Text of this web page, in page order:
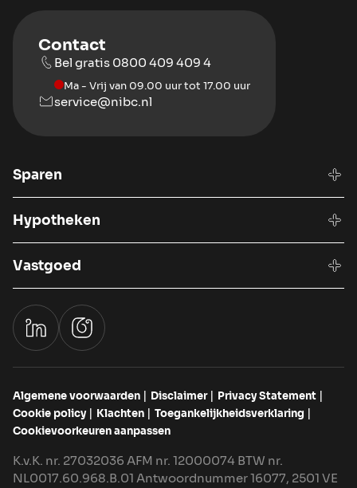
Contact
Bel gratis 0800 409 409 4
Ma - Vrij van 09.00 uur tot 17.00 uur
service@nibc.nl
Sparen
Hypotheken
Vastgoed
Algemene voorwaarden Disclaimer
Privacy Statement
Cookie policy
Klachten
Toegankelijkheidsverklaring
Cookievoorkeuren aanpassen
K.v.K. nr. 27032036 AFM nr. 12000074 BTW nr.
NL0017.60.968.B.01 Antwoordnummer 16077, 2501 VE